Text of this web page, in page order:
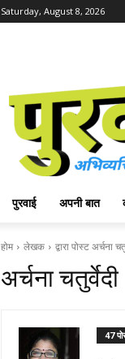
Saturday, August 8, 2026
पुरवाई अपनी बात
होम लेखक द्वारा पोस्ट अर्चना
अर्चना चतुर्वेदी
47